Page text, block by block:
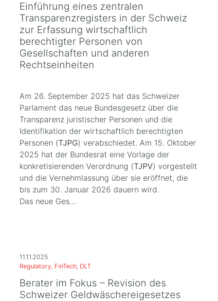
Einführung eines zentralen
Transparenzregisters in der Schweiz
zur Erfassung wirtschaftlich
berechtigter Personen von
Gesellschaften und anderen
Rechtseinheiten
Am 26. September 2025 hat das Schweizer
Parlament das neue Bundesgesetz über die
Transparenz juristischer Personen und die
Identifikation der wirtschaftlich berechtigten
Personen (TJPG) verabschiedet. Am 15. Oktober
2025 hat der Bundesrat eine Vorlage der
konkretisierenden Verordnung (TJPV) vorgestellt
und die Vernehmlassung über sie eröffnet, die
bis zum 30. Januar 2026 dauern wird.
Das neue Ges…
11.11.2025
Regulatory, FinTech, DLT
Berater im Fokus – Revision des
Schweizer Geldwäschereigesetzes